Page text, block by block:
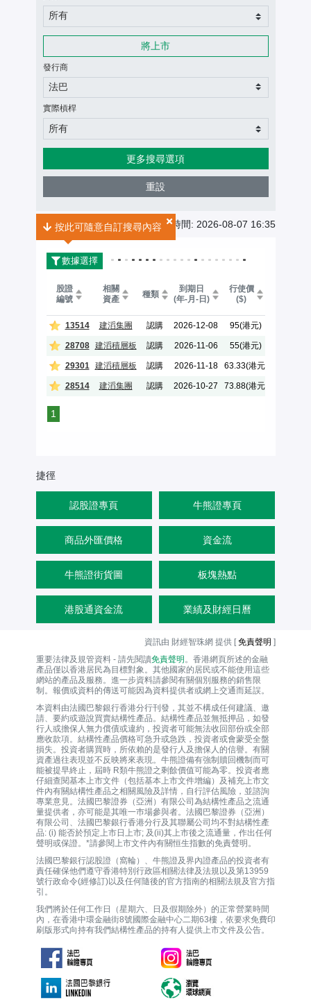
所有
將上市
發行商
法巴
實際槓桿
所有
更多搜尋選項
重設
認股證搜尋結果
共4個搜尋結果 最後更新時間: 2026-08-07 16:35
數據選擇
按此可隨意自訂搜尋內容
股證
編號
相關
資產
種類
到期日
(年-月-日)
行使價
($)
13514 建滔集團 認購 2026-12-08 95(港元)
28708 建滔積層板 認購 2026-11-06 55(港元)
29301 建滔積層板 認購 2026-11-18 63.33(港元)
28514 建滔集團 認購 2026-10-27 73.88(港元)
1
捷徑
認股證專頁 牛熊證專頁
商品外匯價格 資金流
牛熊證街貨圖 板塊熱點
港股通資金流 業績及財經日曆
資訊由 財經智珠網 提供 [免責聲明 ]
重要法律及規管資料 - 請先閱讀免責聲明 。香港網頁所述的金融
產品僅以香港居民為目標對象。其他國家的居民或不能使用這些
網站的產品及服務。進一步資料請參閱有關個別服務的銷售限
制。報價或資料的傳送可能因為資料提供者或網上交通而延誤。
本資料由法國巴黎銀行香港分行刊發，其並不構成任何建議、邀
請、要約或遊說買賣結構性產品。結構性產品並無抵押品，如發
行人或擔保人無力償債或違約，投資者可能無法收回部份或全部
應收款項。結構性產品價格可急升或急跌，投資者或會蒙受全盤
損失。投資者購買時，所依賴的是發行人及擔保人的信譽。有關
資產過往表現並不反映將來表現。牛熊證備有強制贖回機制而可
能被提早終止，屆時 R類牛熊證之剩餘價值可能為零。投資者應
仔細查閱基本上市文件（包括基本上市文件增編）及補充上市文
件內有關結構性產品之相關風險及詳情，自行評估風險，並諮詢
專業意見。法國巴黎證券（亞洲）有限公司為結構性產品之流通
量提供者，亦可能是其唯一巿場參與者。法國巴黎證券（亞洲）
有限公司、法國巴黎銀行香港分行及其聯屬公司均不對結構性產
品: (i) 能否於預定上市日上市; 及(ii)其上市後之流通量，作出任何
聲明或保證。*請參閱上市文件內有關恒生指數的免責聲明。
法國巴黎銀行認股證（窩輪）、牛熊證及界內證產品的投資者有
責任確保他們遵守香港特別行政區相關法律及法規以及第13959
號行政命令(經修訂)以及任何隨後的官方指南的相關法規及官方指
引。
我們將於任何工作日（星期六、日及假期除外）的正常營業時間
內，在香港中環金融街8號國際金融中心二期63樓，依要求免費印
刷版形式向持有我們結構性產品的持有人提供上市文件及公告。